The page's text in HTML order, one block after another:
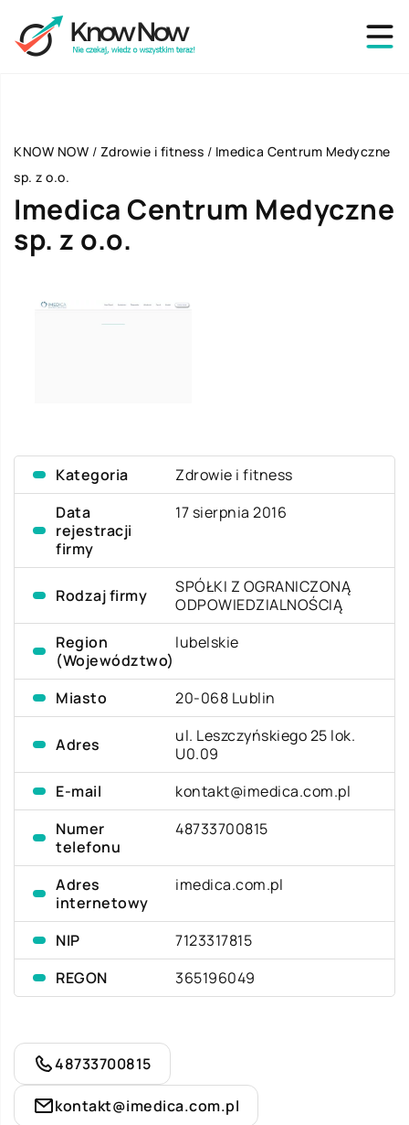
KNOW NOW / Zdrowie i fitness / Imedica Centrum Medyczne
sp. z o.o.
Imedica Centrum Medyczne
sp. z o.o.
Kategoria
Zdrowie i fitness
Data
rejestracji
firmy
17 sierpnia 2016
Rodzaj firmy
SPÓŁKI Z OGRANICZONĄ
ODPOWIEDZIALNOŚCIĄ
Region
(Województwo)
lubelskie
Miasto 20-068 Lublin
Adres
ul. Leszczyńskiego 25 lok.
U0.09
E-mail
kontakt@imedica.com.pl
Numer
telefonu
48733700815
Adres
internetowy
imedica.com.pl
NIP
7123317815
REGON
365196049
48733700815
kontakt@imedica.com.pl